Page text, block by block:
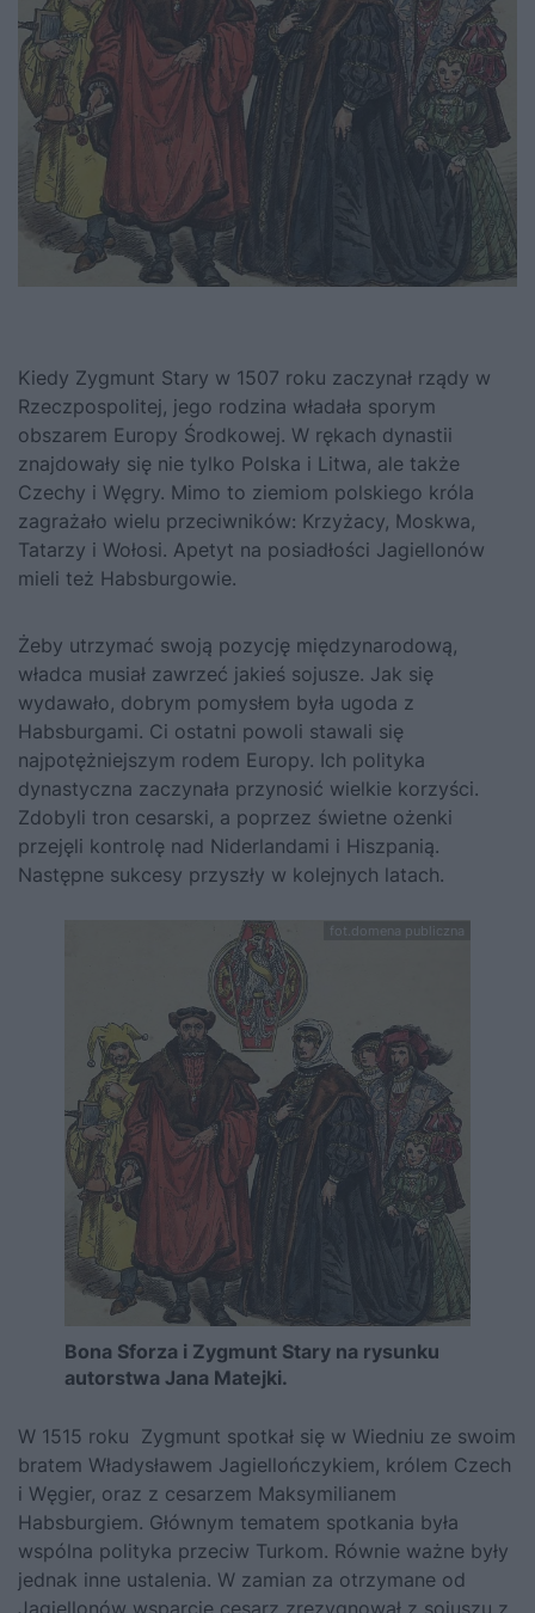
Kiedy Zygmunt Stary w 1507 roku zaczynał rządy w
Rzeczpospolitej, jego rodzina władała sporym
obszarem Europy Środkowej. W rękach dynastii
znajdowały się nie tylko Polska i Litwa, ale także
Czechy i Węgry. Mimo to ziemiom polskiego króla
zagrażało wielu przeciwników: Krzyżacy, Moskwa,
Tatarzy i Wołosi. Apetyt na posiadłości Jagiellonów
mieli też Habsburgowie.
Żeby utrzymać swoją pozycję międzynarodową,
władca musiał zawrzeć jakieś sojusze. Jak się
wydawało, dobrym pomysłem była ugoda z
Habsburgami. Ci ostatni powoli stawali się
najpotężniejszym rodem Europy. Ich polityka
dynastyczna zaczynała przynosić wielkie korzyści.
Zdobyli tron cesarski, a poprzez świetne ożenki
przejęli kontrolę nad Niderlandami i Hiszpanią.
Następne sukcesy przyszły w kolejnych latach.
fot.domena publiczna
Bona Sforza i Zygmunt Stary na rysunku
autorstwa Jana Matejki.
W 1515 roku Zygmunt spotkał się w Wiedniu ze swoim
bratem Władysławem Jagiellończykiem, królem Czech
i Węgier, oraz z cesarzem Maksymilianem
Habsburgiem. Głównym tematem spotkania była
wspólna polityka przeciw Turkom. Równie ważne były
jednak inne ustalenia. W zamian za otrzymane od
Jagiellonów wsparcie cesarz zrezygnował z sojuszu z